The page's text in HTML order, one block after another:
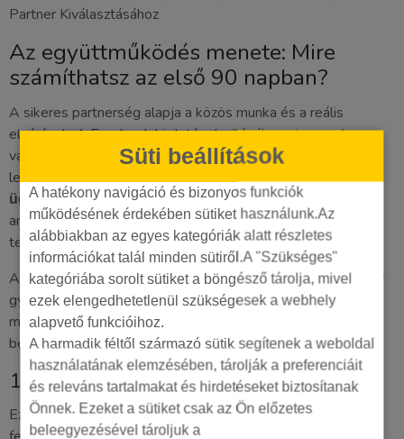
Süti beállítások
A hatékony navigáció és bizonyos funkciók
működésének érdekében sütiket használunk.Az
alábbiakban az egyes kategóriák alatt részletes
információkat talál minden sütiről.A "Szükséges"
kategóriába sorolt sütiket a böngésző tárolja, mivel
ezek elengedhetetlenül szükségesek a webhely
alapvető funkcióihoz.
A harmadik féltől származó sütik segítenek a weboldal
használatának elemzésében, tárolják a preferenciáit
és releváns tartalmakat és hirdetéseket biztosítanak
Önnek. Ezeket a sütiket csak az Ön előzetes
beleegyezésével tároljuk a
Az együttműködés menete: Mire
számíthatsz az első 90 napban?
A sikeres partnerség alapja a közös munka és a reális
elvárások. A Facebook hirdetések világában nincsenek
varázsgombok; az azonnali, kirobbanó eredmények ígérete
legtöbbször üres. Ehelyett egy profi
ügynökségegy tudatos, adatvezérelt folyamatot épít fel,
amelynek első 90 napja a legkritikusabb. Ez az időszak a
tesztelésről, a tanulásról és a stabil alapok lerakásáról szól.
A kezdeti türelem és bizalom elengedhetetlen, hiszen ekkor
gyűjtjük össze azokat az adatokat, amelyekre a későbbi,
magas megtérülésű kampányokat építjük. Az alábbiakban
bemutatjuk, hogyan néz ki ez a folyamat a gyakorlatban.
1. hónap: Alapozás és stratégia
Ez a hónap a stratégiai tervezésről és a technikai